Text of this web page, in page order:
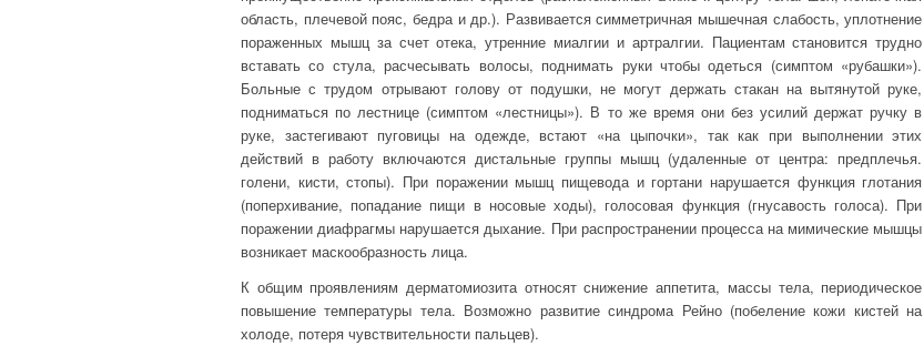
область, плечевой пояс, бедра и др.). Развивается симметричная мышечная слабость, уплотнение
пораженных мышц за счет отека, утренние миалгии и артралгии. Пациентам становится трудно
вставать со стула, расчесывать волосы, поднимать руки чтобы одеться (симптом «рубашки»).
Больные с трудом отрывают голову от подушки, не могут держать стакан на вытянутой руке,
подниматься по лестнице (симптом «лестницы»). В то же время они без усилий держат ручку в
руке, застегивают пуговицы на одежде, встают «на цыпочки», так как при выполнении этих
действий в работу включаются дистальные группы мышц (удаленные от центра: предплечья.
голени, кисти, стопы). При поражении мышц пищевода и гортани нарушается функция глотания
(поперхивание, попадание пищи в носовые ходы), голосовая функция (гнусавость голоса). При
поражении диафрагмы нарушается дыхание. При распространении процесса на мимические мышцы
возникает маскообразность лица.
К общим проявлениям дерматомиозита относят снижение аппетита, массы тела, периодическое
повышение температуры тела. Возможно развитие синдрома Рейно (побеление кожи кистей на
холоде, потеря чувствительности пальцев).